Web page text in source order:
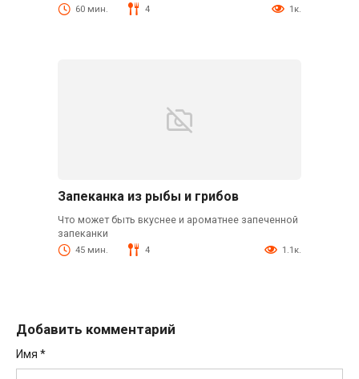
60 мин. 4 1к.
Запеканка из рыбы и грибов
Что может быть вкуснее и ароматнее запеченной
запеканки
45 мин. 4 1.1к.
Добавить комментарий
Имя *